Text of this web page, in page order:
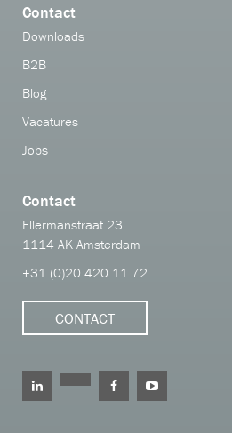
Contact
Downloads
B2B
Blog
Vacatures
Jobs
Contact
Ellermanstraat 23
1114 AK Amsterdam
+31 (0)20 420 11 72
CONTACT